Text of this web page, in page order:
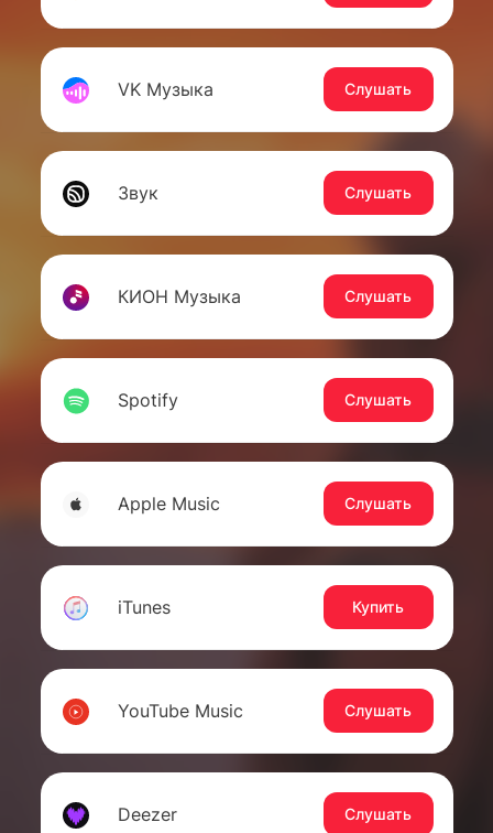
VK Музыка Слушать
Звук Слушать
КИОН Музыка Слушать
Spotify Слушать
Apple Music Слушать
iTunes Купить
YouTube Music Слушать
Deezer Слушать